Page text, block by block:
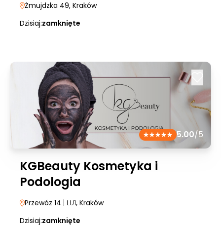
Żmujdzka 49, Kraków
Dzisiaj:zamknięte
5.00/5
KGBeauty Kosmetyka i
Podologia
Przewóz 14 | LU1, Kraków
Dzisiaj:zamknięte